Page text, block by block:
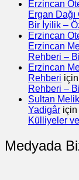
Erzincan
Ergan
Bir İyilik –
Erzincan
Erzincan
Rehberi –
Erzincan
Rehberi için
Rehberi –
Sultan
Yadigâr için
Külliyeler
Medyada